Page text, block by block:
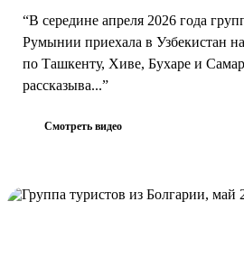
“В середине апреля 2026 года
Румынии приехала в Узбекистан
по Ташкенту, Хиве, Бухаре и
рассказыва...”
Смотреть видео